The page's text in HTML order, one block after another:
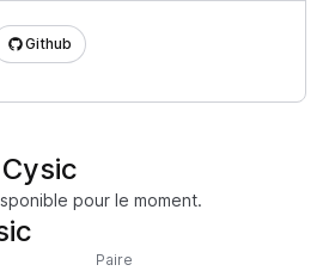
Github
pour le moment.
Paire